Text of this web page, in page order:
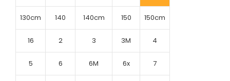
130cm 140 140cm 150 150cm
16 2 3 3M 4
5 6 6M 6x 7